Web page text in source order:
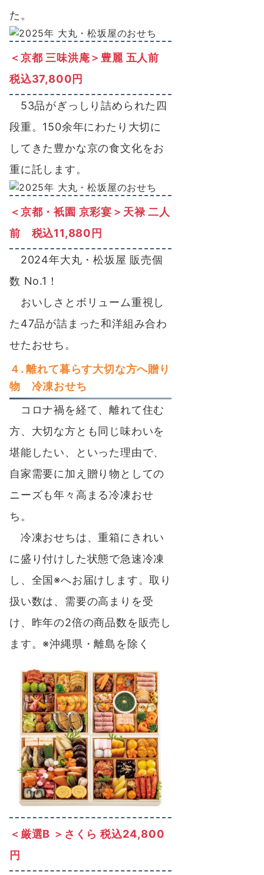
た。
＜京都 三味洪庵＞豊麗 五人前
税込37,800円
53品がぎっしり詰められた四
段重。150余年にわたり大切に
してきた豊かな京の食文化をお
重に託します。
＜京都・衹園 京彩宴＞天禄 二人
前 税込11,880円
2024年大丸・松坂屋 販売個
数 No.1！
おいしさとボリューム重視し
た47品が詰まった和洋組み合わ
せたおせち。
４. 離れて暮らす大切な方へ贈り
物 冷凍おせち
コロナ禍を経て、離れて住む
方、大切な方とも同じ味わいを
堪能したい、といった理由で、
自家需要に加え贈り物としての
ニーズも年々高まる冷凍おせ
ち。
冷凍おせちは、重箱にきれい
に盛り付けした状態で急速冷凍
し、全国※へお届けします。取り
扱い数は、需要の高まりを受
け、昨年の2倍の商品数を販売し
ます。※沖縄県・離島を除く
＜厳選B ＞さくら 税込24,800
円